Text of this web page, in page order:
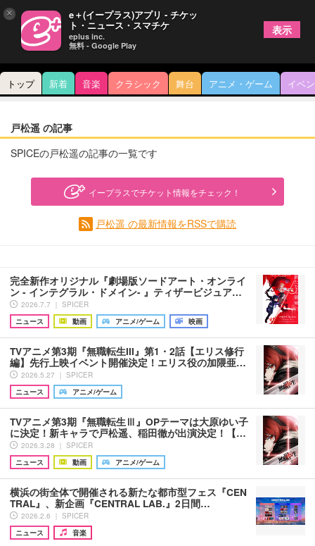
トップ 新着 音楽 クラシック 舞台 アニメ・ゲーム イベ
戸松遥 の記事
SPICEの戸松遥の記事の一覧です
イープラスでチケット情報をチェック！
戸松遥 の最新情報をRSSで購読
完全新作オリジナル『劇場版ソードアート・オンライ
ン - インテグラル・ドメイン- 』ティザービジュア…
2026.7.7 ｜ SPICER
ニュース
動画 アニメ/ゲーム 映画
TVアニメ第3期『無職転生III』第1・2話【エリス修行
編】先行上映イベント開催決定！エリス役の加隈亜…
2026.5.27 ｜ SPICER
ニュース
アニメ/ゲーム
TVアニメ第3期『無職転生Ⅲ』OPテーマは大原ゆい子
に決定！新キャラで戸松遥、稲田徹が出演決定！【…
2026.3.28 ｜ SPICER
ニュース
動画 アニメ/ゲーム
横浜の街全体で開催される新たな都市型フェス『CEN
TRAL』、新企画『CENTRAL LAB.』2日間…
2026.2.6 ｜ SPICER
ニュース
音楽
× e＋(イープラス)アプリ - チケッ
ト・ニュース・スマチケ
eplus inc.
無料 - Google Play
表示